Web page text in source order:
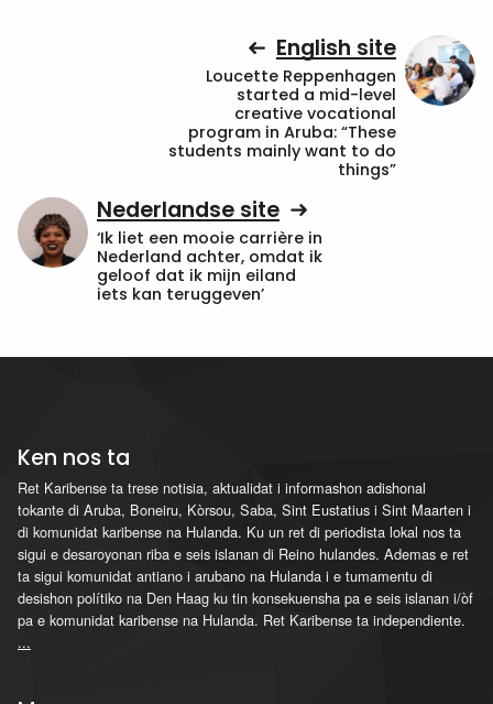
English site
Loucette Reppenhagen
started a mid-level
creative vocational
program in Aruba: “These
students mainly want to do
things”
Nederlandse site
‘Ik liet een mooie carrière in
Nederland achter, omdat ik
geloof dat ik mijn eiland
iets kan teruggeven’
Ken nos ta
Ret Karibense ta trese notisia, aktualidat i informashon adishonal
tokante di Aruba, Boneiru, Kòrsou, Saba, Sint Eustatius i Sint Maarten i
di komunidat karibense na Hulanda. Ku un ret di periodista lokal nos ta
sigui e desaroyonan riba e seis islanan di Reino hulandes. Ademas e ret
ta sigui komunidat antiano i arubano na Hulanda i e tumamentu di
desishon polítiko na Den Haag ku tin konsekuensha pa e seis islanan i/òf
pa e komunidat karibense na Hulanda. Ret Karibense ta independiente.
...